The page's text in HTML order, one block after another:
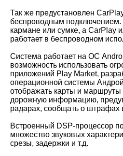
Так же предустановлен
беспроводным
кармане или сумке, а CarPlay
работает в беспроводном
Система работает на ОС
возможность использовать
приложений Play Market,
операционной системы
отображать карты и маршруты
дорожную информацию,
радарах, сообщать о штрафах
Встроенный DSP-процессор
множество звуковых
срезы, задержки и т.д.